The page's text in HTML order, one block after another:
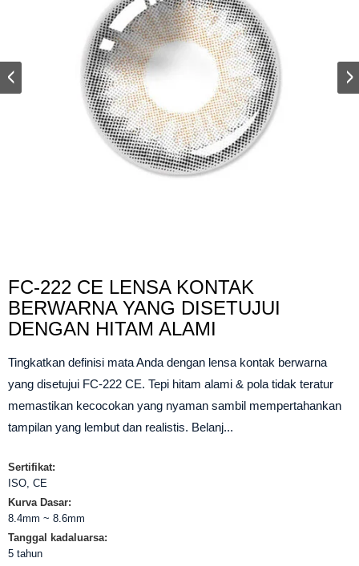
FC-222 CE LENSA KONTAK
BERWARNA YANG DISETUJUI
DENGAN HITAM ALAMI
Tingkatkan definisi mata Anda dengan lensa kontak berwarna
yang disetujui FC-222 CE. Tepi hitam alami & pola tidak teratur
memastikan kecocokan yang nyaman sambil mempertahankan
tampilan yang lembut dan realistis. Belanj...
Sertifikat:
ISO, CE
Kurva Dasar:
8.4mm ~ 8.6mm
Tanggal kadaluarsa:
5 tahun